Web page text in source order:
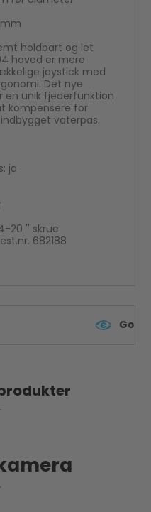
mm
holdbart og let
hoved er mere
joystick med
Det nye
en unik fjederfunktion
kompensere for
vaterpas.
ja
20 '' skrue
682188
e-mærket